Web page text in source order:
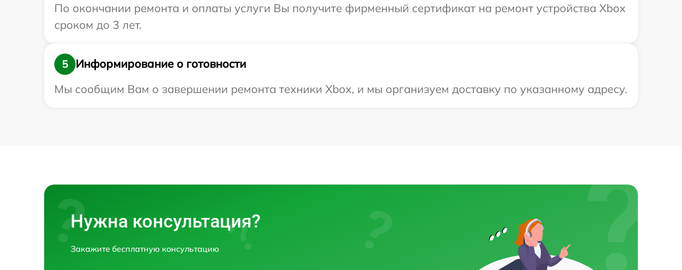
По окончании ремонта и оплаты услуги Вы получите фирменный сертификат на ремонт устройства Xbox
сроком до 3 лет.
5
Информирование о готовности
Мы сообщим Вам о завершении ремонта техники Xbox, и мы организуем доставку по указанному адресу.
Нужна консультация?
Закажите бесплатную консультацию